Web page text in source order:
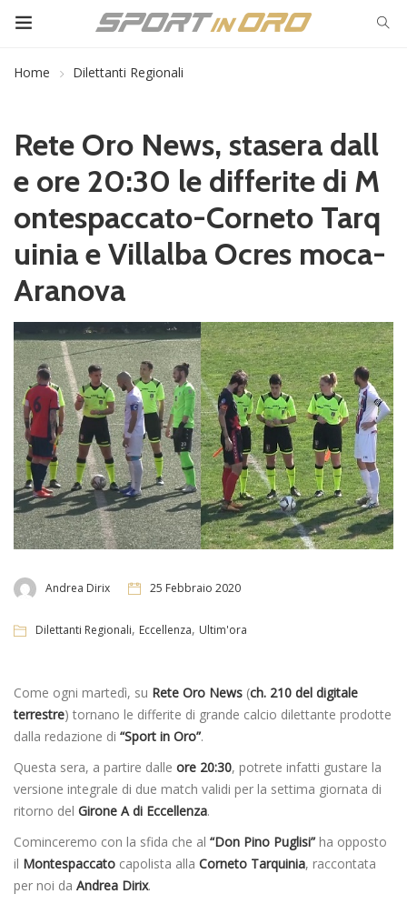
Home Dilettanti Regionali
Rete Oro News, stasera dall
e ore 20:30 le differite di M
ontespaccato-Corneto Tarq
uinia e Villalba Ocres moca-
Aranova
Andrea Dirix 25 Febbraio 2020
Dilettanti Regionali, Eccellenza, Ultim'ora
Come ogni martedì, su Rete Oro News (ch. 210 del digitale
terrestre) tornano le differite di grande calcio dilettante prodotte
dalla redazione di “Sport in Oro”.
Questa sera, a partire dalle ore 20:30, potrete infatti gustare la
versione integrale di due match validi per la settima giornata di
ritorno del Girone A di Eccellenza.
Cominceremo con la sfida che al “Don Pino Puglisi” ha opposto
il Montespaccato capolista alla Corneto Tarquinia, raccontata
per noi da Andrea Dirix.